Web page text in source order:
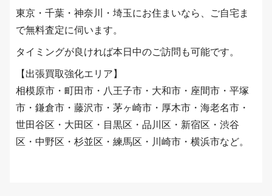
東京・千葉・神奈川・埼玉にお住まいなら、ご自宅ま
で無料査定に伺います。
タイミングが良ければ本日中のご訪問も可能です。
【出張買取強化エリア】
相模原市・町田市・八王子市・大和市・座間市・平塚
市・鎌倉市・藤沢市・茅ヶ崎市・厚木市・海老名市・
世田谷区・大田区・目黒区・品川区・新宿区・渋谷
区・中野区・杉並区・練馬区・川崎市・横浜市など。